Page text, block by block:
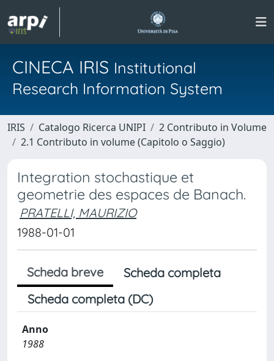
CINECA IRIS Institutional
Research Information System
IRIS Catalogo Ricerca UNIPI
2 Contributo in Volume
2.1 Contributo in volume (Capitolo o Saggio)
Integration stochastique et
geometrie des espaces de Banach.
PRATELLI, MAURIZIO
1988-01-01
Scheda breve
Scheda completa
Scheda completa (DC)
Anno
1988